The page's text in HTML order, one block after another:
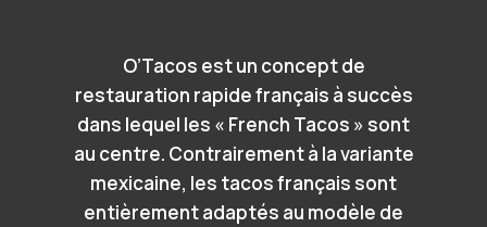
O’Tacos est un concept de
restauration rapide français à succès
dans lequel les « French Tacos » sont
au centre. Contrairement à la variante
mexicaine, les tacos français sont
entièrement adaptés au modèle de